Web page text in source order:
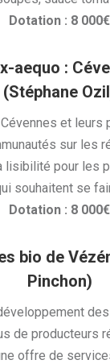
Dotation : 8 000€
aequo :
(Stéphane
et leurs
sur les
lisibilité pour les
souhaitent se
Dotation : 8 000€
bio de
Pinchon)
de producteurs
offre de